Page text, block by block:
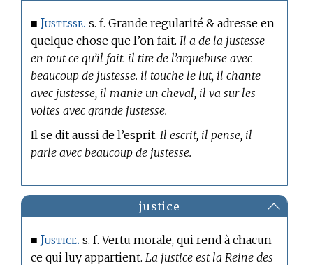
■Justesse. s. f. Grande regularité & adresse en
quelque chose que l’on fait. Il a de la justesse
en tout ce qu’il fait. il tire de l’arquebuse avec
beaucoup de justesse. il touche le lut, il chante
avec justesse, il manie un cheval, il va sur les
voltes avec grande justesse.
Il se dit aussi de l’esprit.Il escrit, il pense, il
parle avec beaucoup de justesse.
justice
■Justice. s. f. Vertu morale, qui rend à chacun
ce qui luy appartient. La justice est la Reine des